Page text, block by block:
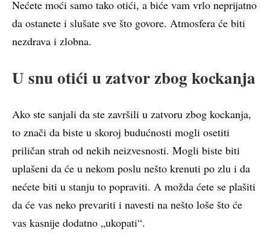
Nećete moći samo tako otići, a biće vam vrlo neprijatno
da ostanete i slušate sve što govore. Atmosfera će biti
nezdrava i zlobna.
U snu otići u zatvor zbog kockanja
Ako ste sanjali da ste završili u zatvoru zbog kockanja,
to znači da biste u skoroj budućnosti mogli osetiti
priličan strah od nekih neizvesnosti. Mogli biste biti
uplašeni da će u nekom poslu nešto krenuti po zlu i da
nećete biti u stanju to popraviti. A možda ćete se plašiti
da će vas neko prevariti i navesti na nešto loše što će
vas kasnije dodatno „ukopati“.